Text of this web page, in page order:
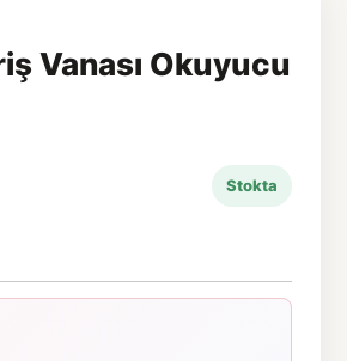
Vanası Okuyucu
Stokta